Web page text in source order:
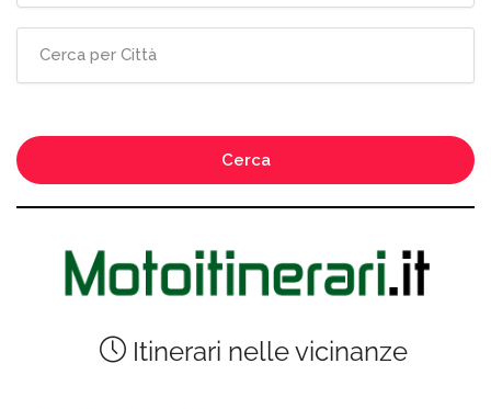
Cerca
Itinerari nelle vicinanze